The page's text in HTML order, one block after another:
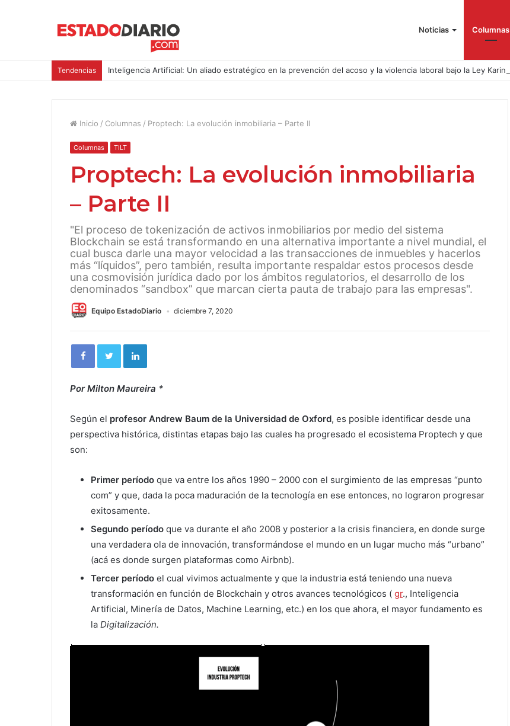
Noticias Columnas
Tendencias Inteligencia Artificial: Un aliado estratégico en la prevención del acoso y la violencia laboral bajo la Ley Karin
Inicio / Columnas / Proptech: La evolución inmobiliaria – Parte II
Columnas TILT
Proptech: La evolución inmobiliaria
– Parte II
"El proceso de tokenización de activos inmobiliarios por medio del sistema
Blockchain se está transformando en una alternativa importante a nivel mundial, el
cual busca darle una mayor velocidad a las transacciones de inmuebles y hacerlos
más “líquidos”, pero también, resulta importante respaldar estos procesos desde
una cosmovisión jurídica dado por los ámbitos regulatorios, el desarrollo de los
denominados “sandbox” que marcan cierta pauta de trabajo para las empresas".
Equipo EstadoDiario diciembre 7, 2020
Por Milton Maureira *
Según el profesor Andrew Baum de la Universidad de Oxford, es posible identificar desde una
perspectiva histórica, distintas etapas bajo las cuales ha progresado el ecosistema Proptech y que
son:
Primer período que va entre los años 1990 – 2000 con el surgimiento de las empresas “punto
com” y que, dada la poca maduración de la tecnología en ese entonces, no lograron progresar
exitosamente.
Segundo período que va durante el año 2008 y posterior a la crisis financiera, en donde surge
una verdadera ola de innovación, transformándose el mundo en un lugar mucho más “urbano”
(acá es donde surgen plataformas como Airbnb).
Tercer período el cual vivimos actualmente y que la industria está teniendo una nueva
transformación en función de Blockchain y otros avances tecnológicos ( gr., Inteligencia
Artificial, Minería de Datos, Machine Learning, etc.) en los que ahora, el mayor fundamento es
la Digitalización.